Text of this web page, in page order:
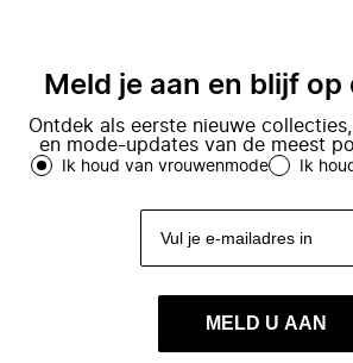
Meld je aan en blijf
Ontdek als eerste nieuwe
en mode-updates van de meest
Ik houd van vrouwenmode Ik
MELD U AAN